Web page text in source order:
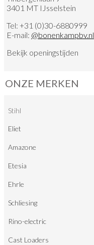
3401 MT IJsselstein
Tel: +31 (0)30-6880999
E-mail: @bonenkampbv.nl
Bekijk openingstijden
ONZE MERKEN
Stihl
Eliet
Amazone
Etesia
Ehrle
Schliesing
Rino-electric
Cast Loaders